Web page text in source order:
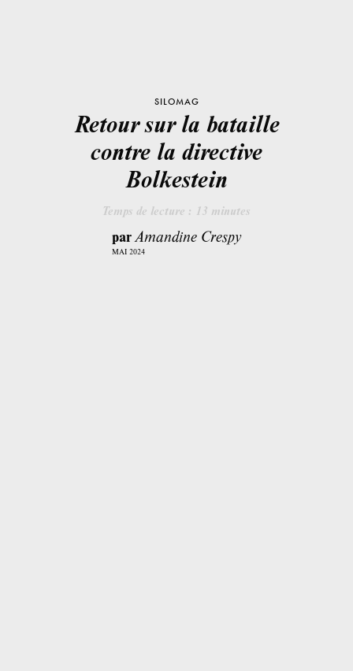
SILOMAG
Retour sur la bataille
contre la directive
Bolkestein
Temps de lecture : 13 minutes
par Amandine Crespy
MAI 2024